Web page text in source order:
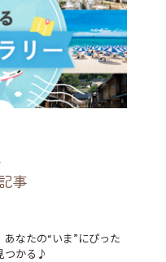
事
あなたの“いま”にぴった
つかる♪